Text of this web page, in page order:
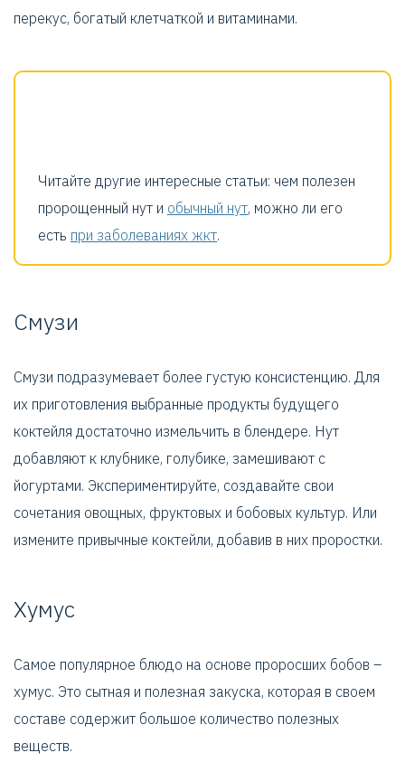
перекус, богатый клетчаткой и витаминами.
Читайте другие интересные статьи: чем полезен
пророщенный нут и обычный нут, можно ли его
есть при заболеваниях жкт.
Смузи
Смузи подразумевает более густую консистенцию. Для
их приготовления выбранные продукты будущего
коктейля достаточно измельчить в блендере. Нут
добавляют к клубнике, голубике, замешивают с
йогуртами. Экспериментируйте, создавайте свои
сочетания овощных, фруктовых и бобовых культур. Или
измените привычные коктейли, добавив в них проростки.
Хумус
Самое популярное блюдо на основе проросших бобов –
хумус. Это сытная и полезная закуска, которая в своем
составе содержит большое количество полезных
веществ.